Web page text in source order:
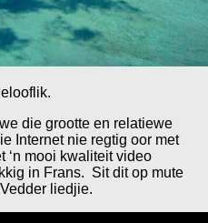
die grootte en relatiewe
Internet nie regtig oor met
mooi kwaliteit video
in Frans. Sit dit op mute
liedjie.